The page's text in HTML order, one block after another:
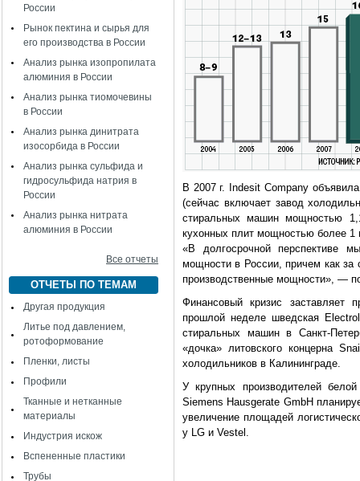
России
Рынок пектина и сырья для
его производства в России
Анализ рынка изопропилата
алюминия в России
Анализ рынка тиомочевины
в России
Анализ рынка динитрата
изосорбида в России
Анализ рынка сульфида и
гидросульфида натрия в
России
Анализ рынка нитрата
алюминия в России
Все отчеты
ОТЧЕТЫ ПО ТЕМАМ
Другая продукция
Литье под давлением,
ротоформование
Пленки, листы
Профили
Тканные и нетканные
материалы
Индустрия искож
Вспененные пластики
Трубы
В 2007 г. Indesit Company
(сейчас включает завод
стиральных машин мощностью
кухонных плит мощностью более
«В долгосрочной перспективе
мощности в России, причем как за
производственные мощности», —
Финансовый кризис заставляет
прошлой неделе шведская
стиральных машин в Санкт-
«дочка» литовского концерна
холодильников в Калининграде.
У крупных производителей
Siemens Hausgerate GmbH
увеличение площадей
у LG и Vestel.